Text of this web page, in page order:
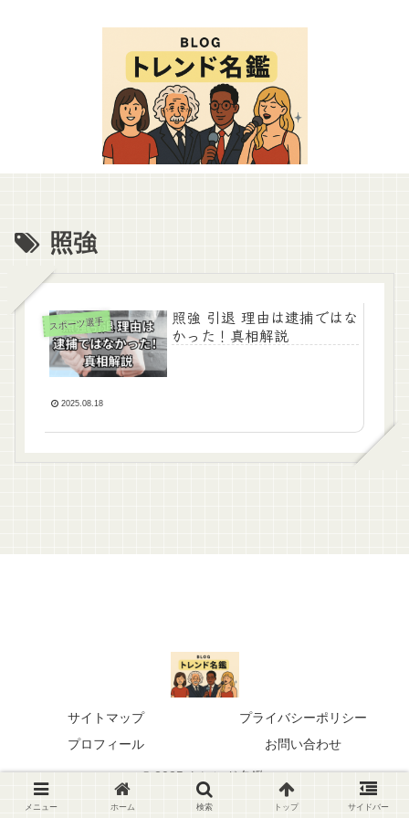
照強
スポーツ選手
照強 引退 理由は逮捕ではな
かった！真相解説
2025.08.18
サイトマップ
プライバシーポリシー
プロフィール
お問い合わせ
© 2025 トレンド名鑑.
メニュー ホーム 検索 トップ サイドバー